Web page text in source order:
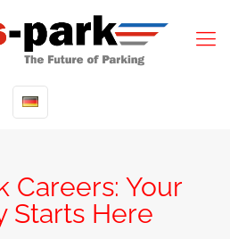
Careers: Your
Starts Here